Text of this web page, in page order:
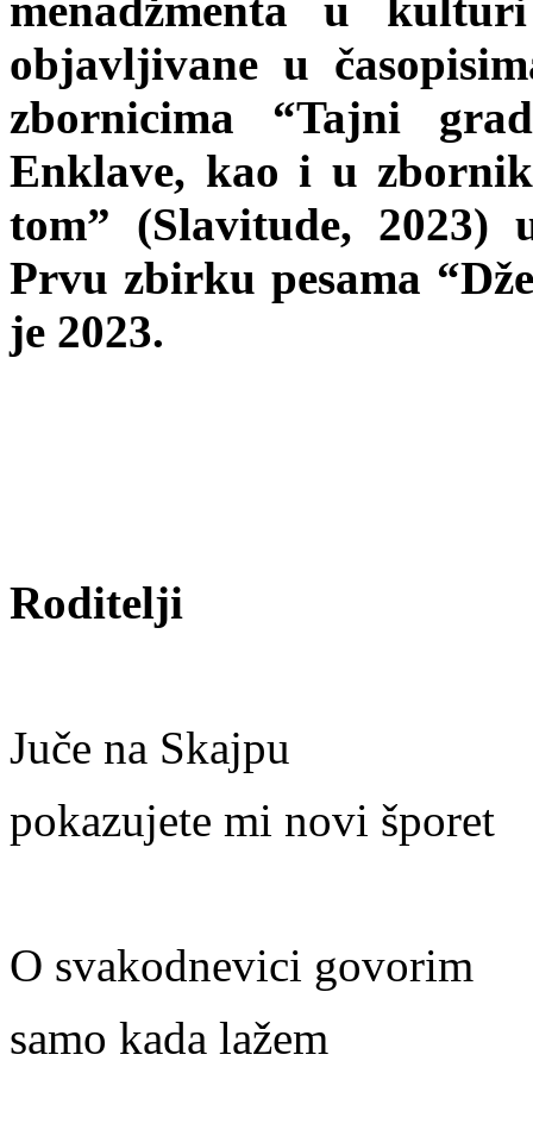
menadžmenta u
objavljivane u
zbornicima “Tajni
Enklave, kao i u
tom” (Slavitude, 2023)
Prvu zbirku pesama
je 2023.
Roditelji
Juče na Skajpu
pokazujete mi novi šporet
O svakodnevici govorim
samo kada lažem